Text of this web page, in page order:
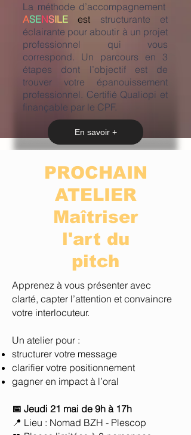
La méthode d’accompagnement
ASENSILE est
structurante et
éclairante pour aboutir à un projet
professionnel qui vous
correspond. Un parcours en 3
étapes dont l’objectif est de
trouver votre épanouissement
professionnel. Certifié Qualiopi et
finançable par le CPF.
En savoir +
PROCHAIN
ATELIER
Maîtriser
l'art du
pitch
Apprenez à vous présenter avec
clarté, capter l’attention et convaincre
votre interlocuteur.
Un atelier pour :
structurer votre message
clarifier votre positionnement
gagner en impact à l’oral
📅 Jeudi 21 mai de 9h à 17h
📍 Lieu : Nomad BZH - Plescop